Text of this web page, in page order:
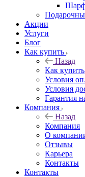
Акции
Услуги
Блог
Как купить
Назад
Как купить
Условия
Условия
Гарантия
Компания
Назад
Компания
О
Отзывы
Карьера
Контакты
Контакты